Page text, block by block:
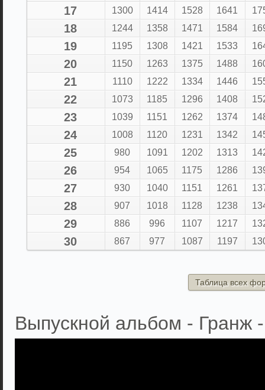
17 1300 1414 1528 1641
18 1244 1358 1471 1584
19 1195 1308 1421 1533
20 1150 1263 1375 1488
21 1110 1222 1334 1446
22 1073 1185 1296 1408
23 1039 1151 1262 1374
24 1008 1120 1231 1342
25 980 1091 1202 1313
26 954 1065 1175 1286
27 930 1040 1151 1261
28 907 1018 1128 1238
29 886 996 1107 1217
30 867 977 1087 1197
Таблица всех
Выпускной альбом - Гранж